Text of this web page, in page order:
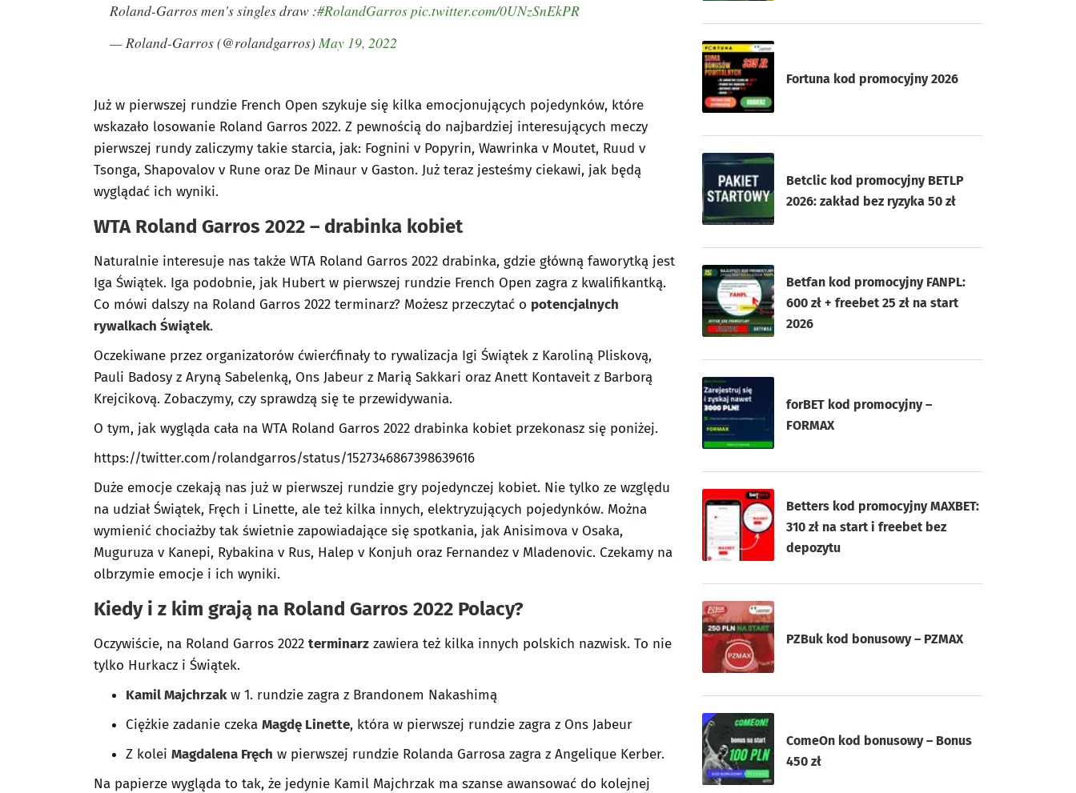
Roland-Garros men's singles draw :#RolandGarrospic.twitter.com/0UNzSnEkPR
— Roland-Garros (@rolandgarros) May 19, 2022
Już w pierwszej rundzie French Open szykuje się kilka emocjonujących pojedynków, które
wskazało losowanie Roland Garros 2022. Z pewnością do najbardziej interesujących meczy
pierwszej rundy zaliczymy takie starcia, jak: Fognini v Popyrin, Wawrinka v Moutet, Ruud v
Tsonga, Shapovalov v Rune oraz De Minaur v Gaston. Już teraz jesteśmy ciekawi, jak będą
wyglądać ich wyniki.
WTA Roland Garros 2022 – drabinka kobiet
Naturalnie interesuje nas także WTA Roland Garros 2022 drabinka, gdzie główną faworytką jest
Iga Świątek. Iga podobnie, jak Hubert w pierwszej rundzie French Open zagra z kwalifikantką.
Co mówi dalszy na Roland Garros 2022 terminarz? Możesz przeczytać o potencjalnych
rywalkach Świątek.
Oczekiwane przez organizatorów ćwierćfinały to rywalizacja Igi Świątek z Karoliną Pliskovą,
Pauli Badosy z Aryną Sabelenką, Ons Jabeur z Marią Sakkari oraz Anett Kontaveit z Barborą
Krejcikovą. Zobaczymy, czy sprawdzą się te przewidywania.
O tym, jak wygląda cała na WTA Roland Garros 2022 drabinka kobiet przekonasz się poniżej.
https://twitter.com/rolandgarros/status/1527346867398639616
Duże emocje czekają nas już w pierwszej rundzie gry pojedynczej kobiet. Nie tylko ze względu
na udział Świątek, Fręch i Linette, ale też kilka innych, elektryzujących pojedynków. Można
wymienić chociażby tak świetnie zapowiadające się spotkania, jak Anisimova v Osaka,
Muguruza v Kanepi, Rybakina v Rus, Halep v Konjuh oraz Fernandez v Mladenovic. Czekamy na
olbrzymie emocje i ich wyniki.
Kiedy i z kim grają na Roland Garros 2022 Polacy?
Oczywiście, na Roland Garros 2022 terminarz zawiera też kilka innych polskich nazwisk. To nie
tylko Hurkacz i Świątek.
Kamil Majchrzakw 1. rundzie zagra z Brandonem Nakashimą
Ciężkie zadanie czeka Magdę Linette, która w pierwszej rundzie zagra z Ons Jabeur
Z kolei Magdalena Fręch w pierwszej rundzie Rolanda Garrosa zagra z Angelique Kerber.
Na papierze wygląda to tak, że jedynie Kamil Majchrzak ma szanse awansować do kolejnej
Fortuna kod promocyjny 2026
Betclic kod promocyjny BETLP
2026: zakład bez ryzyka 50 zł
Betfan kod promocyjny FANPL:
600 zł + freebet 25 zł na start
2026
forBET kod promocyjny –
FORMAX
Betters kod promocyjny MAXBET:
310 zł na start i freebet bez
depozytu
PZBuk kod bonusowy – PZMAX
ComeOn kod bonusowy – Bonus
450 zł